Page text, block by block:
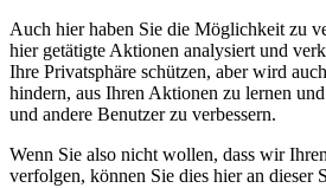
Auch hier haben Sie die Möglichkeit zu
hier getätigte Aktionen analysiert und
Ihre Privatsphäre schützen, aber wird
hindern, aus Ihren Aktionen zu lernen
und andere Benutzer zu verbessern.
Wenn Sie also nicht wollen, dass wir
verfolgen, können Sie dies hier an dieser